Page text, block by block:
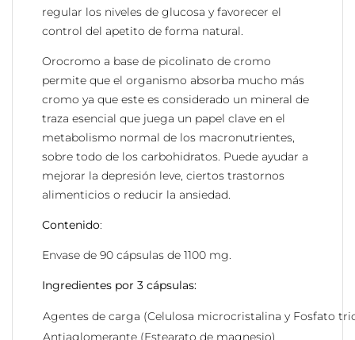
regular los niveles de glucosa y favorecer el
control del apetito de forma natural.
Orocromo a base de picolinato de cromo
permite que el organismo absorba mucho más
cromo ya que este es considerado un mineral de
traza esencial que juega un papel clave en el
metabolismo normal de los macronutrientes,
sobre todo de los carbohidratos. Puede ayudar a
mejorar la depresión leve, ciertos trastornos
alimenticios o reducir la ansiedad.
Contenido:
Envase de 90 cápsulas de 1100 mg.
Ingredientes por 3 cápsulas:
Agentes de carga (Celulosa microcristalina y Fosfato
Antiaglomerante (Estearato de magnesio)